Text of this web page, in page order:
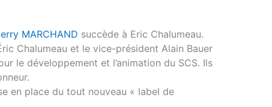
MARCHAND succède à Eric Chalumeau.
Chalumeau et le vice-président Alain Bauer
le développement et l’animation du SCS. Ils
en place du tout nouveau « label de